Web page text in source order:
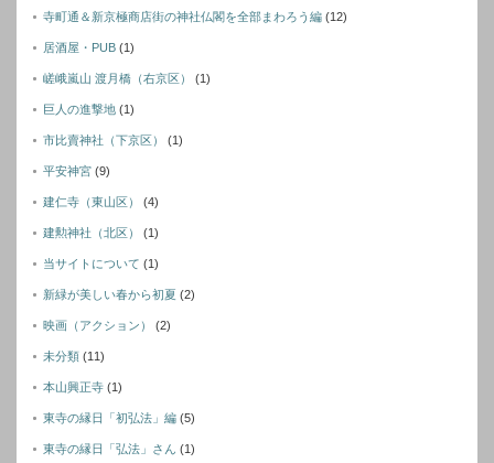
寺町通＆新京極商店街の神社仏閣を全部まわろう編 (12)
居酒屋・PUB (1)
嵯峨嵐山 渡月橋（右京区） (1)
巨人の進撃地 (1)
市比賣神社（下京区） (1)
平安神宮 (9)
建仁寺（東山区） (4)
建勲神社（北区） (1)
当サイトについて (1)
新緑が美しい春から初夏 (2)
映画（アクション） (2)
未分類 (11)
本山興正寺 (1)
東寺の縁日「初弘法」編 (5)
東寺の縁日「弘法」さん (1)